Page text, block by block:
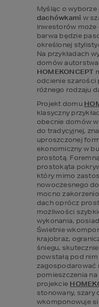
dachówkami w
inwestorów może
barwa będzie
określonej
Na przykładach
HOMEKONCEPT
odcienie szarości
różnego rodzaju
Projekt domu
klasyczny
obecnie domów
do tradycyjnej,
uproszczonej
ekonomiczny w
prostotą.
prostokąta
który mimo
nowoczesnego
mocno
dach oprócz
możliwości
wykonania,
Świetnie
krajobraz,
śniegu,
powstałą pod
zagospodarować
pomieszczenia
projekcie
stonowany, szary
wkomponowuje